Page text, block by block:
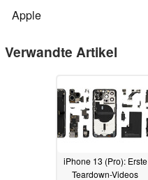
Apple
Verwandte Artikel
iPhone 13 (Pro): Erste
Teardown-Videos